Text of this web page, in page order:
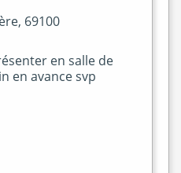
69100
en salle de
en avance svp